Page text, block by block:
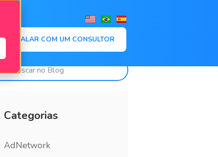
FALAR COM UM CONSULTOR
Categorias
AdNetwork